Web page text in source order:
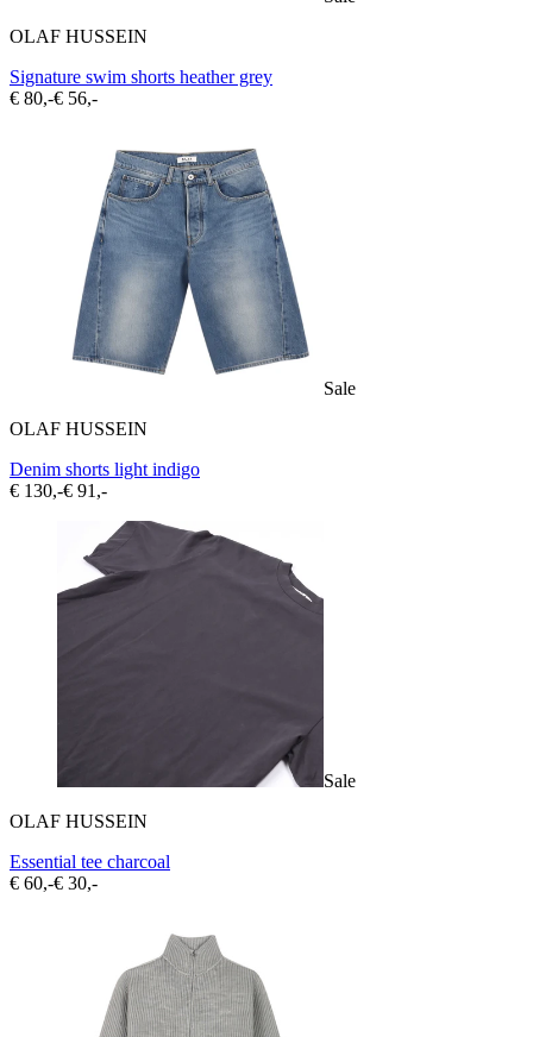
OLAF HUSSEIN
Signature swim shorts heather grey
€ 80,-€ 56,-
Sale
OLAF HUSSEIN
Denim shorts light indigo
€ 130,-€ 91,-
Sale
OLAF HUSSEIN
Essential tee charcoal
€ 60,-€ 30,-